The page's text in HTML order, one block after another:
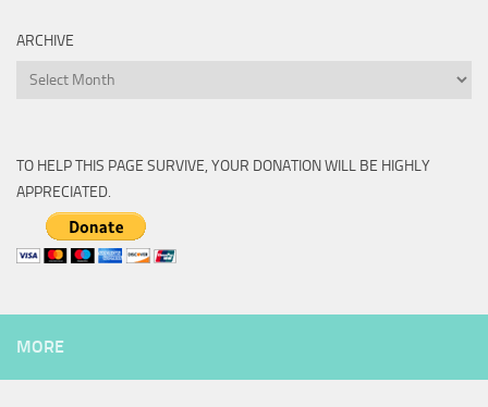
ARCHIVE
Archive
TO HELP THIS PAGE SURVIVE, YOUR DONATION WILL BE HIGHLY
APPRECIATED.
MORE